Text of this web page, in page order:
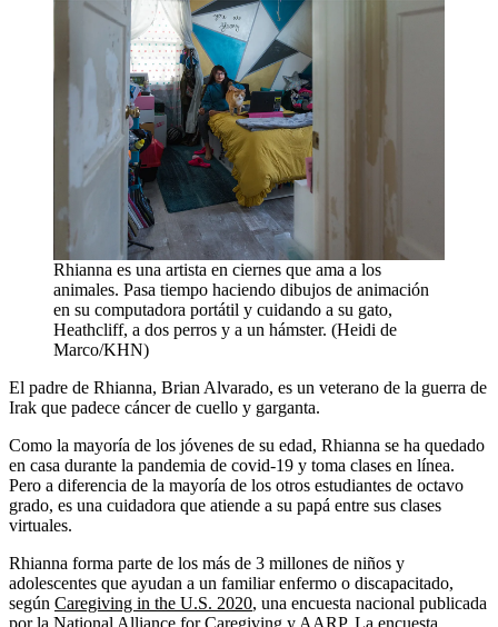
Rhianna es una artista en ciernes que ama a los
animales. Pasa tiempo haciendo dibujos de animación
en su computadora portátil y cuidando a su gato,
Heathcliff, a dos perros y a un hámster. (Heidi de
Marco/KHN)
El padre de Rhianna, Brian Alvarado, es un veterano de la guerra de
Irak que padece cáncer de cuello y garganta.
Como la mayoría de los jóvenes de su edad, Rhianna se ha quedado
en casa durante la pandemia de covid-19 y toma clases en línea.
Pero a diferencia de la mayoría de los otros estudiantes de octavo
grado, es una cuidadora que atiende a su papá entre sus clases
virtuales.
Rhianna forma parte de los más de 3 millones de niños y
adolescentes que ayudan a un familiar enfermo o discapacitado,
según Caregiving in the U.S. 2020, una encuesta nacional publicada